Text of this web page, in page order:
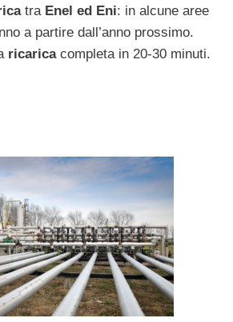
tra Enel ed Eni: in alcune aree
a partire dall’anno prossimo.
ricaricacompleta in 20-30 minuti.